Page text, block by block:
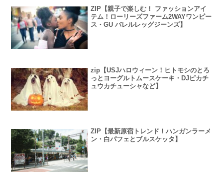
ZIP【親子で楽しむ！ ファッションアイ
テム！ローリーズファーム2WAYワンピー
ス・GU バレルレッグジーンズ】
zip【USJハロウィーン！ヒトモシのとろ
っとヨーグルトムースケーキ・DJピカチ
ュウカチューシャなど】
ZIP【最新原宿トレンド！ハンガンラーメ
ン・白パフェとブルスケッタ】